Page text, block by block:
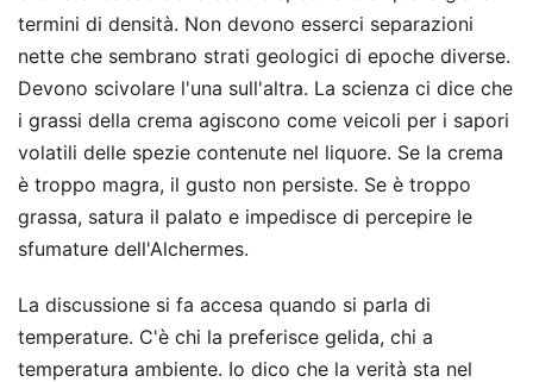
termini di densità. Non devono esserci separazioni
nette che sembrano strati geologici di epoche diverse.
Devono scivolare l'una sull'altra. La scienza ci dice che
i grassi della crema agiscono come veicoli per i sapori
volatili delle spezie contenute nel liquore. Se la crema
è troppo magra, il gusto non persiste. Se è troppo
grassa, satura il palato e impedisce di percepire le
sfumature dell'Alchermes.
La discussione si fa accesa quando si parla di
temperature. C'è chi la preferisce gelida, chi a
temperatura ambiente. Io dico che la verità sta nel